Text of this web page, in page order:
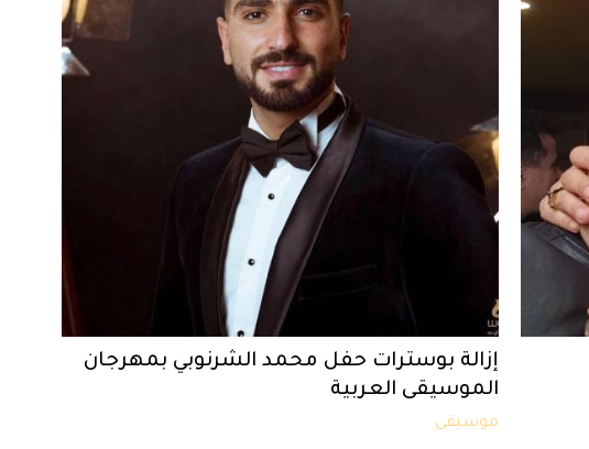
إزالة بوسترات حفل محمد الشرنوبي بمهرجان
الموسيقى العربية
موسيقى